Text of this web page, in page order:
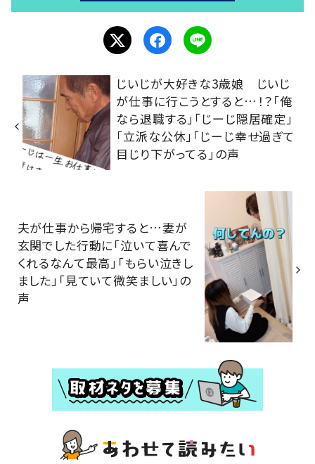
じいじが大好きな3歳娘 じいじ
が仕事に行こうとすると…！？「俺
なら退職する」「じーじ隠居確定」
「立派な公休」「じーじ幸せ過ぎて
目じり下がってる」の声
夫が仕事から帰宅すると…妻が
玄関でした行動に「泣いて喜んで
くれるなんて最高」「もらい泣きし
ました」「見ていて微笑ましい」の
声